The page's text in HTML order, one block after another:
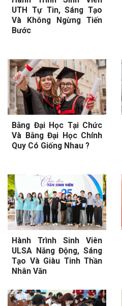
UTH Tự Tin, Sáng Tạo
Và Không Ngừng Tiến
Bước
Bằng Đại Học Tại Chức
Và Bằng Đại Học Chính
Quy Có Giống Nhau ?
Hành Trình Sinh Viên
ULSA Năng Động, Sáng
Tạo Và Giàu Tinh Thần
Nhân Văn